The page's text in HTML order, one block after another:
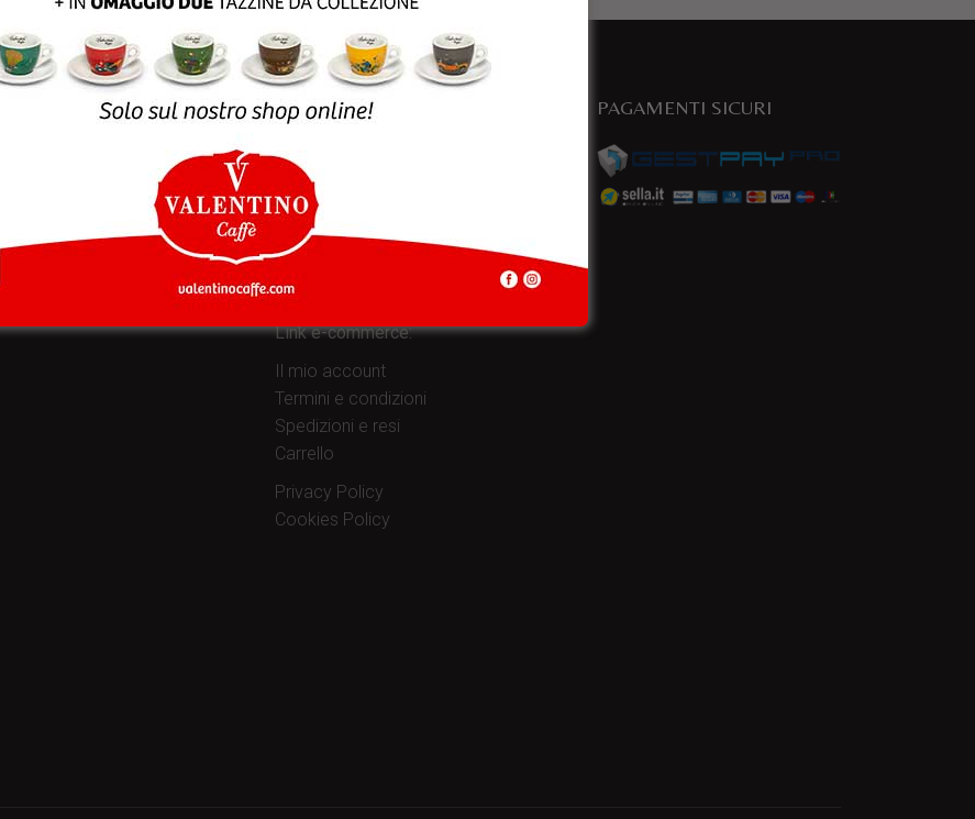
ISCRIVITI
SHOP ONLINE
Customer service
Per informazioni, domande
sui prodotti
eshop@valentinocaffespa.com
Link e-commerce:
Il mio account
Termini e condizioni
Spedizioni e resi
Carrello
Privacy Policy
Cookies Policy
PAGAMENTI SICURI